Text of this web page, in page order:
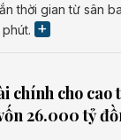
thời gian từ sân
chính cho cao
26.000 tỷ